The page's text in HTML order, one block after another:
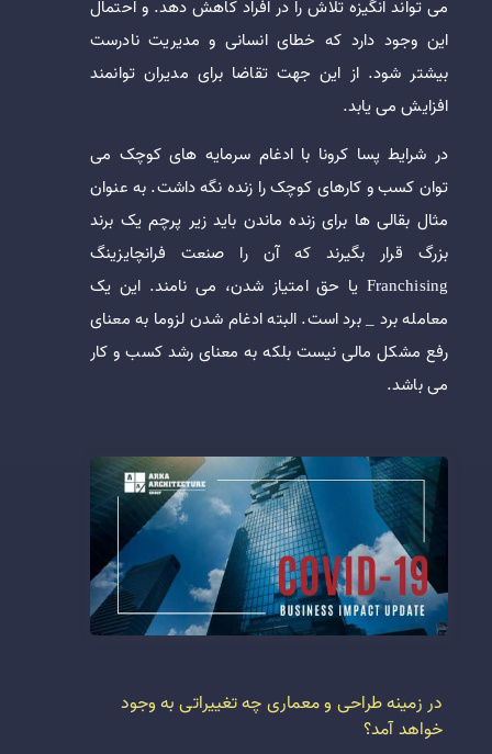
می تواند انگیزه تلاش را در افراد کاهش دهد. و احتمال
این وجود دارد که خطای انسانی و مدیریت نادرست
بیشتر شود. از این جهت تقاضا برای مدیران توانمند
افزایش می یابد.
در شرایط پسا کرونا با ادغام سرمایه های کوچک می
توان کسب و کارهای کوچک را زنده نگه داشت. به عنوان
مثال بقالی ها برای زنده ماندن باید زیر پرچم یک برند
بزرگ قرار بگیرند که آن را صنعت فرانچایزینگ
Franchising یا حق امتیاز شدن، می نامند. این یک
معامله برد _ برد است. البته ادغام شدن لزوما به معنای
رفع مشکل مالی نیست بلکه به معنای رشد کسب و کار
می باشد.
در زمینه طراحی و معماری چه تغییراتی به وجود
خواهد آمد؟